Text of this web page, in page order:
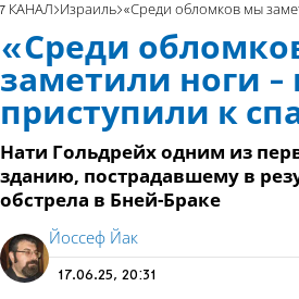
7 КАНАЛ Израиль «Среди обломков мы заметили ноги - и
«Среди
заметили ноги -
приступили к
Нати Гольдрейх одним из
зданию, пострадавшему в
обстрела в Бней-Браке
Йоссеф Йак
17.06.25, 20:31